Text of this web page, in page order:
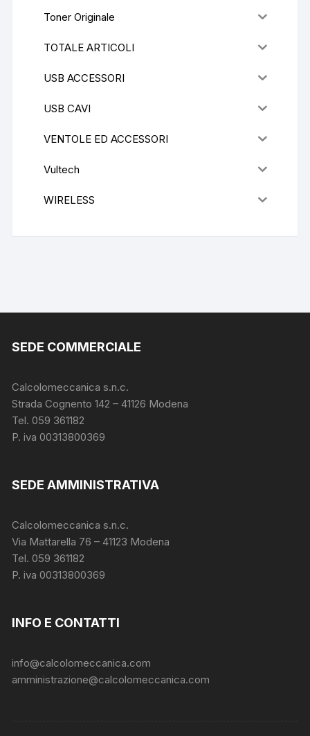
Toner Originale
TOTALE ARTICOLI
USB ACCESSORI
USB CAVI
VENTOLE ED ACCESSORI
Vultech
WIRELESS
SEDE COMMERCIALE
Calcolomeccanica s.n.c.
Strada Cognento 142 – 41126 Modena
Tel. 059 361182
P. iva 00313800369
SEDE AMMINISTRATIVA
Calcolomeccanica s.n.c.
Via Mattarella 76 – 41123 Modena
Tel. 059 361182
P. iva 00313800369
INFO E CONTATTI
info@calcolomeccanica.com
amministrazione@calcolomeccanica.com